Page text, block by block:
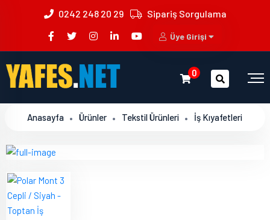
0242 248 20 29 Sipariş Sorgulama
Üye Girişi
0
Anasayfa Ürünler Tekstil Ürünleri İş Kıyafetleri